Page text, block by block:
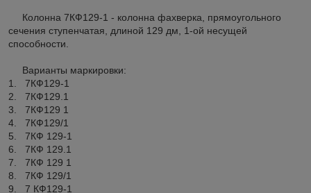
Колонна 7КФ129-1 - колонна фахверка, прямоугольного
сечения ступенчатая, длиной 129 дм, 1-ой несущей
способности.
Варианты маркировки:
1. 7КФ129-1
2. 7КФ129.1
3. 7КФ129 1
4. 7КФ129/1
5. 7КФ 129-1
6. 7КФ 129.1
7. 7КФ 129 1
8. 7КФ 129/1
9. 7 КФ129-1